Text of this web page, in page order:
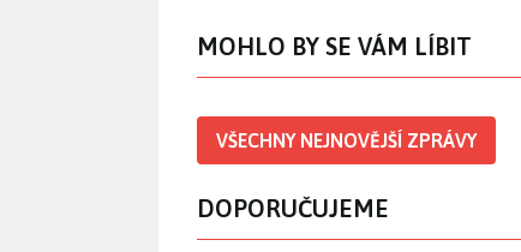
MOHLO BY SE VÁM LÍBIT
VŠECHNY NEJNOVĚJŠÍ ZPRÁVY
DOPORUČUJEME